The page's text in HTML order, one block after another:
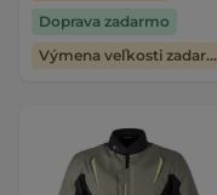
Doprava zadarmo
Výmena veľkosti zadarmo